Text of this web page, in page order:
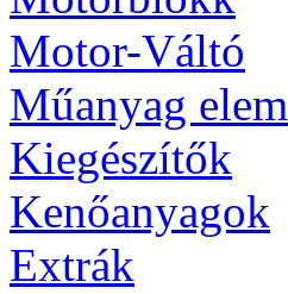
Motor-Váltó
Műanyag elem
Kiegészítők
Kenőanyagok
Extrák